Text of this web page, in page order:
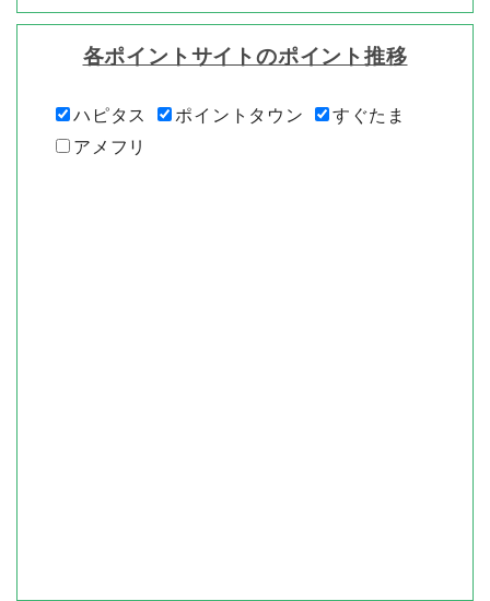
各ポイントサイトのポイント推移
ハピタス ポイントタウン
すぐたま
アメフリ